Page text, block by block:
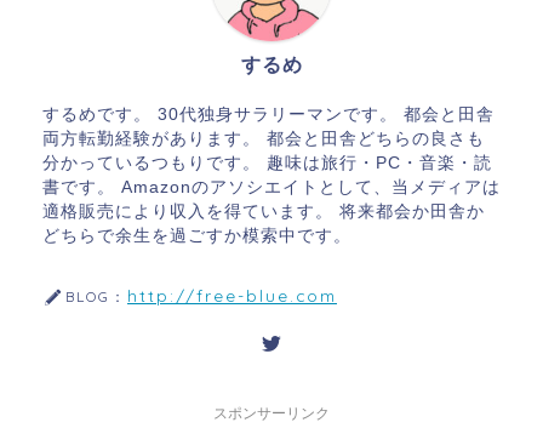
するめ
するめです。 30代独身サラリーマンです。 都会と田舎
両方転勤経験があります。 都会と田舎どちらの良さも
分かっているつもりです。 趣味は旅行・PC・音楽・読
書です。 Amazonのアソシエイトとして、当メディアは
適格販売により収入を得ています。 将来都会か田舎か
どちらで余生を過ごすか模索中です。
BLOG： http://free-blue.com
スポンサーリンク